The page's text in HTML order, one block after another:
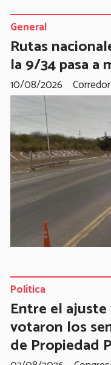
Rutas
la 9/34 pasa a
General
10/08/2026
Entre el
votaron los
de Propiedad
Política